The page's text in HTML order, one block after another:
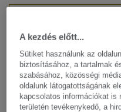
Keresse meg értékesítési
A kezdés előtt...
Sütiket használunk az
biztosításához, a tartalmak
szabásához, közösségi
oldalunk látogatottságának
kapcsolatos információkat is
területén tevékenykedő, a